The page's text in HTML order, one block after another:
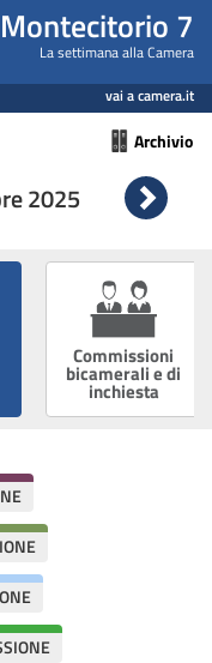
Montecitorio 7
La settimana alla Camera
vai a camera.it
Archivio
2025
Vai
alla
Commissioni
bicamerali e di
inchiesta